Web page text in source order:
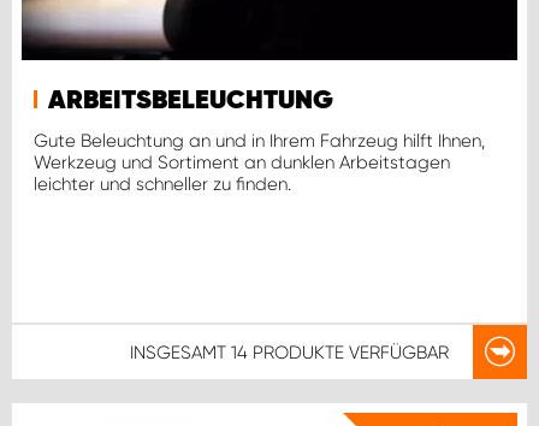
ARBEITSBELEUCHTUNG
Gute Beleuchtung an und in Ihrem Fahrzeug hilft Ihnen,
Werkzeug und Sortiment an dunklen Arbeitstagen
leichter und schneller zu finden.
INSGESAMT 14 PRODUKTE VERFÜGBAR